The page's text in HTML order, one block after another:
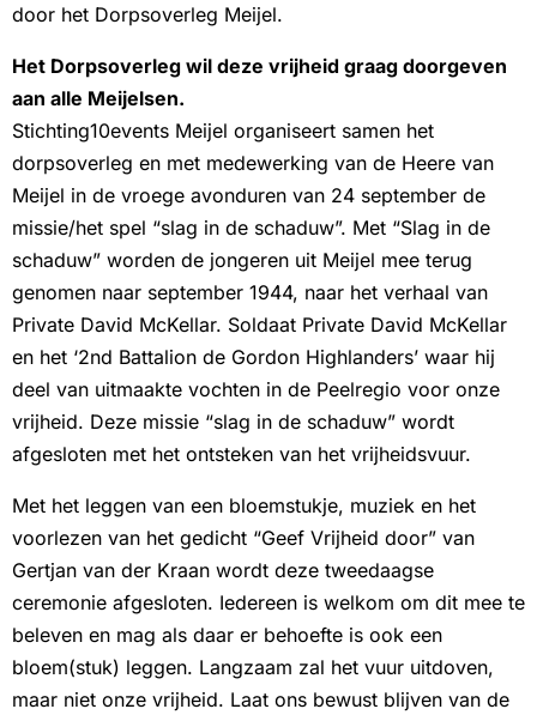
door het Dorpsoverleg Meijel.
Het Dorpsoverleg wil deze vrijheid graag doorgeven
aan alle Meijelsen.
Stichting10events Meijel organiseert samen het
dorpsoverleg en met medewerking van de Heere van
Meijel in de vroege avonduren van 24 september de
missie/het spel “slag in de schaduw”. Met “Slag in de
schaduw” worden de jongeren uit Meijel mee terug
genomen naar september 1944, naar het verhaal van
Private David McKellar. Soldaat Private David McKellar
en het ‘2nd Battalion de Gordon Highlanders’ waar hij
deel van uitmaakte vochten in de Peelregio voor onze
vrijheid. Deze missie “slag in de schaduw” wordt
afgesloten met het ontsteken van het vrijheidsvuur.
Met het leggen van een bloemstukje, muziek en het
voorlezen van het gedicht “Geef Vrijheid door” van
Gertjan van der Kraan wordt deze tweedaagse
ceremonie afgesloten. Iedereen is welkom om dit mee te
beleven en mag als daar er behoefte is ook een
bloem(stuk) leggen. Langzaam zal het vuur uitdoven,
maar niet onze vrijheid. Laat ons bewust blijven van de